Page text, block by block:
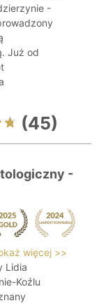
-
Już od
(45)
-
więcej >>
Lidia
Koźlu